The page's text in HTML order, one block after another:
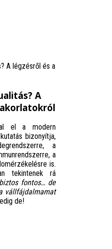
A légzésről és a
A
el a modern
bizonyítja,
a
a
is.
tekintenek rá
fontos… de
vállfájdalmamat
de!